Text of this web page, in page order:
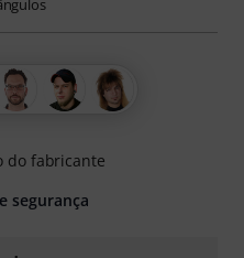
do fabricante
segurança